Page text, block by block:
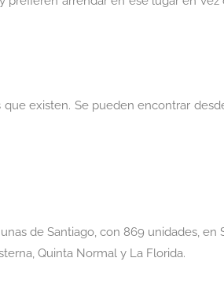
existen. Se pueden encontrar
de Santiago, con 869 unidades, en
Quinta Normal y La Florida.